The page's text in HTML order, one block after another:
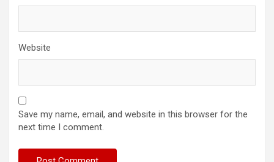
Website
Save my name, email, and website in this browser for the
next time I comment.